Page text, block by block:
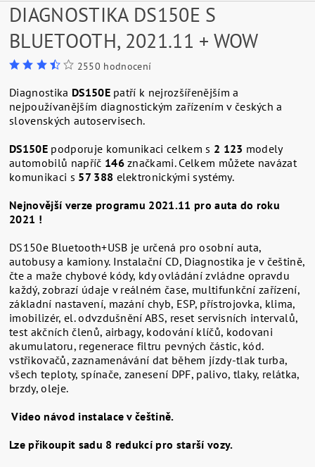
DIAGNOSTIKA DS150E S
BLUETOOTH, 2021.11 + WOW
2550 hodnocení
Diagnostika DS150Epatří k nejrozšířenějším a
nejpoužívanějším diagnostickým zařízením v českých a
slovenských autoservisech.
DS150E podporuje komunikaci celkem s 2 123 modely
automobilů napříč 146značkami. Celkem můžete navázat
komunikaci s 57 388 elektronickými systémy.
Nejnovější verze programu 2021.11 pro auta do roku
2021 !
DS150e Bluetooth+USB je určená pro osobní auta,
autobusy a kamiony. Instalační CD, Diagnostika je v češtině,
čte a maže chybové kódy, kdy ovládání zvládne opravdu
každý, zobrazí údaje v reálném čase, multifunkční zařízení,
základní nastavení, mazání chyb, ESP, přístrojovka, klima,
imobilizér, el. odvzdušnění ABS, reset servisních intervalů,
test akčních členů, airbagy, kodování klíčů, kodovani
akumulatoru, regenerace filtru pevných částic, kód.
vstřikovačů, zaznamenávání dat během jízdy-tlak turba,
všech teploty, spínače, zanesení DPF, palivo, tlaky, relátka,
brzdy, oleje.
Video návod instalace v češtině.
Lze přikoupit sadu 8 redukcí pro starší vozy.